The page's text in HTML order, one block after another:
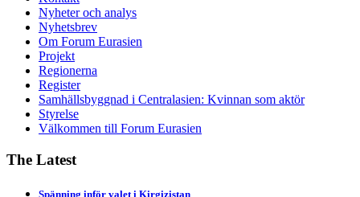
Nyheter och analys
Nyhetsbrev
Om Forum Eurasien
Projekt
Regionerna
Register
Samhällsbyggnad i Centralasien: Kvinnan som aktör
Styrelse
Välkommen till Forum Eurasien
The Latest
Spänning inför valet i Kirgizistan